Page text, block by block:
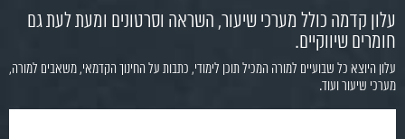
עלון קדמה כולל מערכי שיעור, השראה וסרטונים ומעת לעת גם
חומרים שיווקיים.
עלון היוצא כל שבועיים למורה המכיל תוכן לימודי, כתבות על החינוך הקדמאי, משאבים למורה,
מערכי שיעור ועוד.